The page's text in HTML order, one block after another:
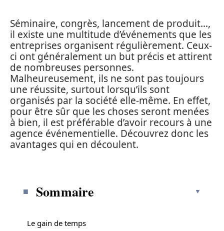
Séminaire, congrès, lancement de produit…,
il existe une multitude d’événements que les
entreprises organisent régulièrement. Ceux-
ci ont généralement un but précis et attirent
de nombreuses personnes.
Malheureusement, ils ne sont pas toujours
une réussite, surtout lorsqu’ils sont
organisés par la société elle-même. En effet,
pour être sûr que les choses seront menées
à bien, il est préférable d’avoir recours à une
agence événementielle. Découvrez donc les
avantages qui en découlent.
Sommaire
Le gain de temps